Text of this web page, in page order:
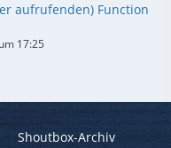
aufrufenden) Function
17:25
Shoutbox-Archiv